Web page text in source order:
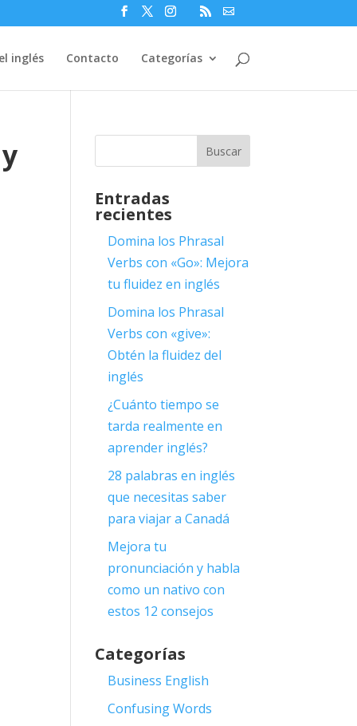
inglés Contacto Categorías
Entradas
recientes
Domina los Phrasal
Verbs con «Go»: Mejora
tu fluidez en inglés
Domina los Phrasal
Verbs con «give»:
Obtén la fluidez del
inglés
¿Cuánto tiempo se
tarda realmente en
aprender inglés?
28 palabras en inglés
que necesitas saber
para viajar a Canadá
Mejora tu
pronunciación y habla
como un nativo con
estos 12 consejos
Categorías
Business English
Confusing Words